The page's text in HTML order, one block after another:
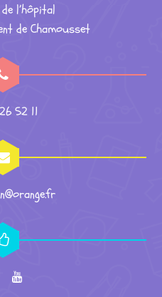
l’hôpital
de Chamousset
52 11